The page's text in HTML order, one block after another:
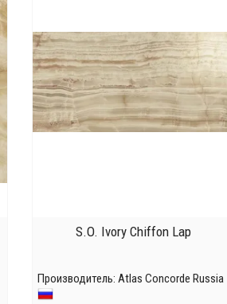
S.O. Ivory Chiffon Lap
Производитель: Atlas Concorde Russia